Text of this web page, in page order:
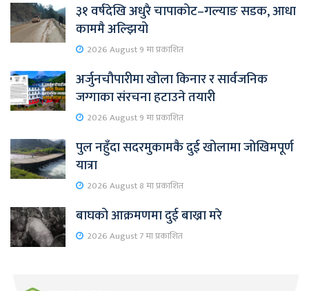
३१ वर्षदेखि अधुरै चापाकोट–गल्याङ सडक, आधा
काममै अल्झियो
2026 August 9 मा प्रकाशित
अर्जुनचौपारीमा खोला किनार र सार्वजनिक
जग्गाका संरचना हटाउने तयारी
2026 August 9 मा प्रकाशित
पुल नहुँदा सदरमुकामकै दुई खोलामा जोखिमपूर्ण
यात्रा
2026 August 8 मा प्रकाशित
बाघको आक्रमणमा दुई बाख्रा मरे
2026 August 7 मा प्रकाशित